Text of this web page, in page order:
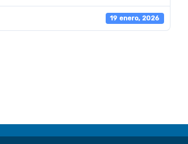
19 enero, 2026